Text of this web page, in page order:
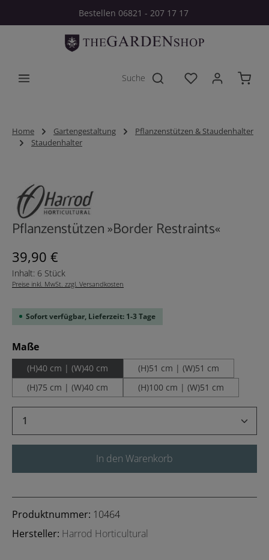
Zum Hauptinhalt springenBestellen 06821 - 207 17 17
Du hast 0
Home Gartengestaltung
Pflanzenstützen & Staudenhalter
Staudenhalter
Pflanzenstützen »Border Restraints«
Regulärer Preis:
39,90 €
Inhalt: 6 Stück
Preise inkl. MwSt. zzgl. Versandkosten
Sofort verfügbar, Lieferzeit: 1-3 Tage
Maßeauswählen
(H)40 cm | (W)40 cm
(H)51 cm | (W)51 cm
(H)75 cm | (W)40 cm
(H)100 cm | (W)51 cm
Produkt Anzahl: Gib den gewünschten
In den Warenkorb
Produktnummer: 10464
Hersteller: Harrod Horticultural